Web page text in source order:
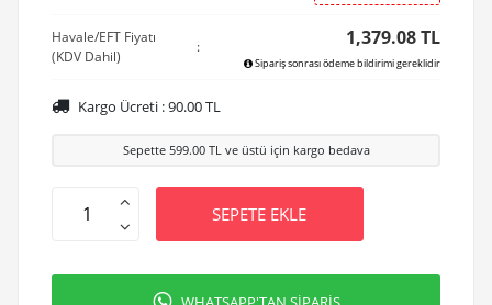
Havale/EFT Fiyatı
(KDV Dahil)
: 1,379.08 TL
Sipariş sonrası ödeme bildirimi gereklidir
Kargo Ücreti :90.00TL
Sepette 599.00TL ve üstü için kargo bedava
SEPETE EKLE